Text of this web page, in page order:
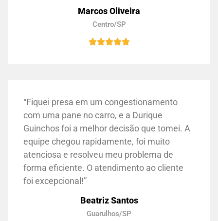
Marcos Oliveira
Centro/SP
“Fiquei presa em um congestionamento
com uma pane no carro, e a Durique
Guinchos foi a melhor decisão que tomei. A
equipe chegou rapidamente, foi muito
atenciosa e resolveu meu problema de
forma eficiente. O atendimento ao cliente
foi excepcional!”
Beatriz Santos
Guarulhos/SP